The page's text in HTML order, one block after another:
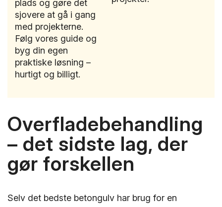
plads og gøre det
sjovere at gå i gang
med projekterne.
Følg vores guide og
byg din egen
praktiske løsning –
hurtigt og billigt.
Overfladebehandling
– det sidste lag, der
gør forskellen
Selv det bedste betongulv har brug for en